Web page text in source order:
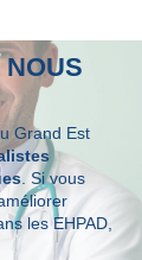
Grand Est
. Si vous
les EHPAD,